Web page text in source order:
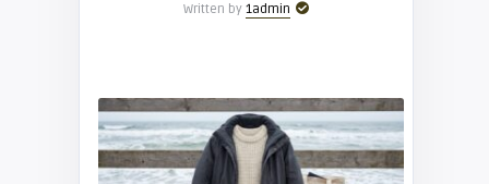
Written by 1admin